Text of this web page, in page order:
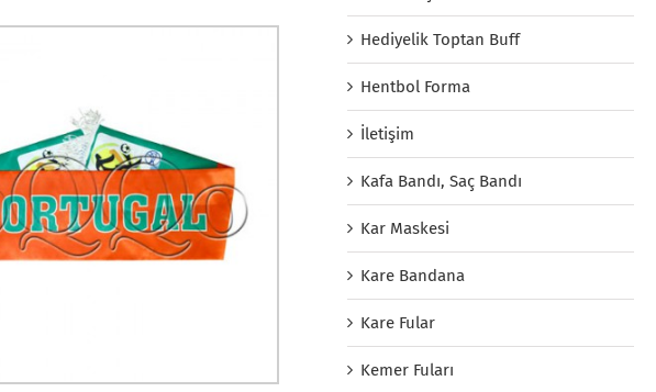
Hediyelik Toptan Buff
Hentbol Forma
İletişim
Kafa Bandı, Saç Bandı
Kar Maskesi
Kare Bandana
Kare Fular
Kemer Fuları